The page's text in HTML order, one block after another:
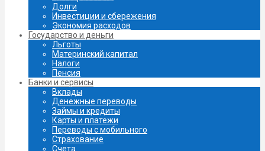
Долги
Инвестиции и сбережения
Экономия расходов
Государство и деньги
Льготы
Материнский капитал
Налоги
Пенсия
Банки и сервисы
Вклады
Денежные переводы
Займы и кредиты
Карты и платежи
Переводы с мобильного
Страхование
Счета